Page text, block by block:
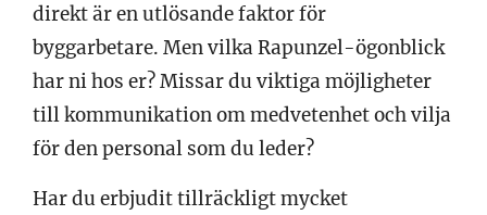
direkt är en utlösande faktor för
byggarbetare. Men vilka Rapunzel-ögonblick
har ni hos er? Missar du viktiga möjligheter
till kommunikation om medvetenhet och vilja
för den personal som du leder?
Har du erbjudit tillräckligt mycket